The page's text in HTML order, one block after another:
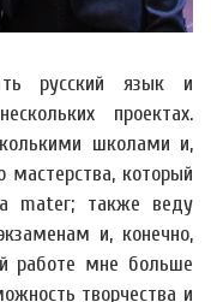
русский язык и
проектах.
школами и,
мастерства, который
mater; также веду
и, конечно,
работе мне больше
творчества и